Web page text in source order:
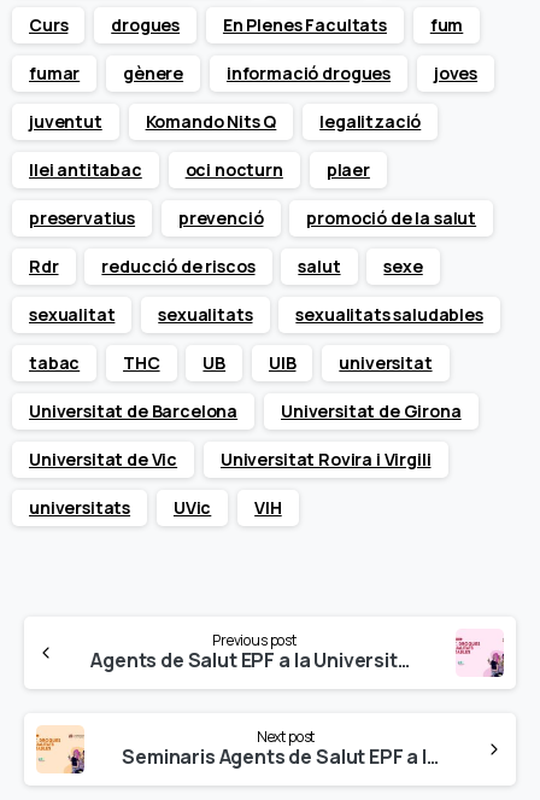
Curs drogues En Plenes Facultats fum
fumar gènere informació drogues joves
juventut Komando Nits Q legalització
llei antitabac oci nocturn plaer
preservatius prevenció promoció de la salut
Rdr reducció de riscos salut sexe
sexualitat sexualitats sexualitats saludables
tabac THC UB UIB universitat
Universitat de Barcelona Universitat de Girona
Universitat de Vic Universitat Rovira i Virgili
universitats UVic VIH
Reading
Previous post
Agents de Salut EPF a la Universitat de Barcelona (UB) — Campus Mundet
Next post
Seminaris Agents de Salut EPF a la Universitat Rovira i Virgili al segon semestre